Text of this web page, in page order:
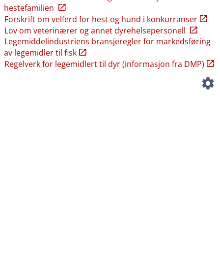
hestefamilien
Forskrift om velferd for hest og hund i konkurranser
Lov om veterinærer og annet dyrehelsepersonell
Legemiddelindustriens bransjeregler for markedsføring
av legemidler til fisk
Regelverk for legemidlert til dyr (informasjon fra DMP)